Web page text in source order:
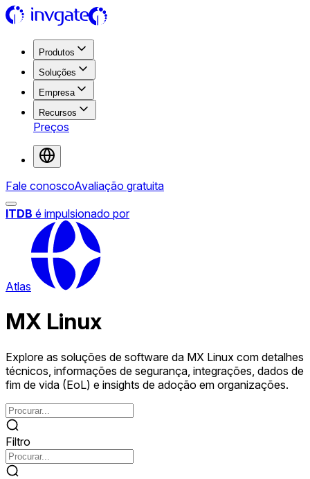
Produtos
Soluções
Empresa
Recursos
Preços
Fale conoscoAvaliação gratuita
ITDB é impulsionado por
Atlas
MX Linux
Explore as soluções de software da MX Linux com detalhes
técnicos, informações de segurança, integrações, dados de
fim de vida (EoL) e insights de adoção em organizações.
Filtro